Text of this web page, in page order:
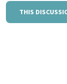
THIS